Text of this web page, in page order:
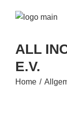
ALL
E.V.
Home